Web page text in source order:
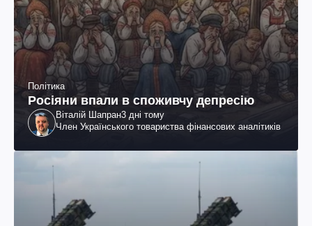
Політика
Росіяни впали в споживчу депресію
Віталій Шапран3 дні тому
Член Українського товариства фінансових аналітиків